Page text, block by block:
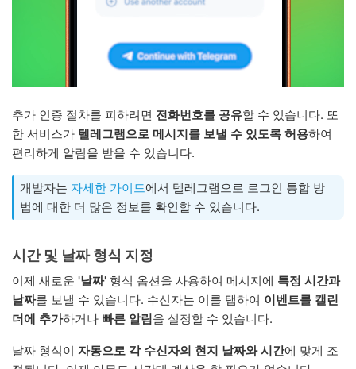
추가 인증 절차를 피하려면 전화번호를 공유할 수 있습니다. 또
한 서비스가 텔레그램으로 메시지를 보낼 수 있도록 허용하여
편리하게 알림을 받을 수 있습니다.
개발자는 자세한 가이드에서 텔레그램으로 로그인 통합 방
법에 대한 더 많은 정보를 확인할 수 있습니다.
시간 및 날짜 형식 지정
이제 새로운 '날짜' 형식 옵션을 사용하여 메시지에 특정 시간과
날짜를 보낼 수 있습니다. 수신자는 이를 탭하여 이벤트를 캘린
더에 추가하거나 빠른 알림을 설정할 수 있습니다.
날짜 형식이 자동으로 각 수신자의 현지 날짜와 시간에 맞게 조